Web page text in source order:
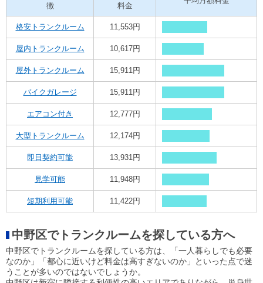
徴 料金
格安トランクルーム 11,553円
屋内トランクルーム 10,617円
屋外トランクルーム 15,911円
バイクガレージ 15,911円
エアコン付き 12,777円
大型トランクルーム 12,174円
即日契約可能 13,931円
見学可能 11,948円
短期利用可能 11,422円
中野区でトランクルームを探している方へ
中野区でトランクルームを探している方は、「一人暮らしでも必要
なのか」「都心に近いけど料金は高すぎないのか」といった点で迷
うことが多いのではないでしょうか。